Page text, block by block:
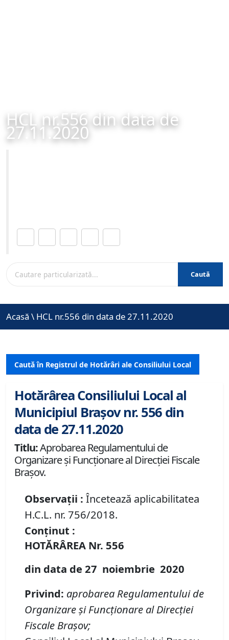
HCL nr.556 din data de
27.11.2020
Caută
Acasă \ HCL nr.556 din data de 27.11.2020
Caută în Registrul de Hotărâri ale Consiliului Local
Hotărârea Consiliului Local al
Municipiul Brașov nr. 556 din
data de 27.11.2020
Titlu:Aprobarea Regulamentului de
Organizare și Funcționare al Direcției Fiscale
Brașov.
Observații : Încetează aplicabilitatea
H.C.L. nr. 756/2018.
Conținut :
HOTĂRÂREA Nr. 556
din data de 27 noiembrie 2020
Privind: aprobarea Regulamentului de
Organizare și Funcționare al Direcției
Fiscale Brașov;